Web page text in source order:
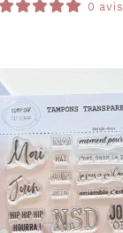
0 avis